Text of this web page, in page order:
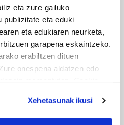
eta zure gailuko
publizitate eta eduki
eta edukiaren neurketa,
garapena eskaintzeko.
erabiltzen dituen
onespena aldatzen edo
like to:
Xehetasunak ikusi
leku